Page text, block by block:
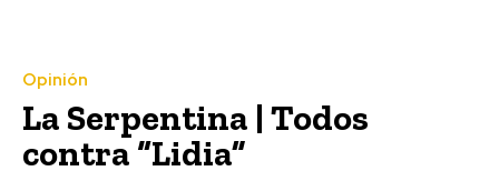
Opinión
La Serpentina | Todos
contra “Lidia”